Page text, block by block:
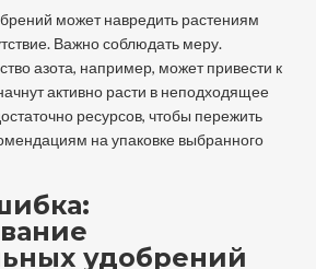
может навредить растениям
Важно соблюдать меру.
азота, например, может привести к
активно расти в неподходящее
ресурсов, чтобы пережить
на упаковке выбранного
удобрений